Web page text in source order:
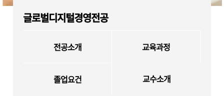
글로벌디지털경영전공
전공소개 교육과정
졸업요건 교수소개